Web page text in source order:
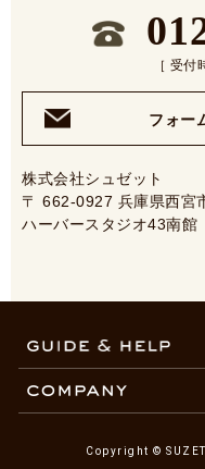
［ 受付
フォー
株式会社シュゼット
〒 662-0927 兵庫県西宮
ハーバースタジオ43南館
Copyright ©